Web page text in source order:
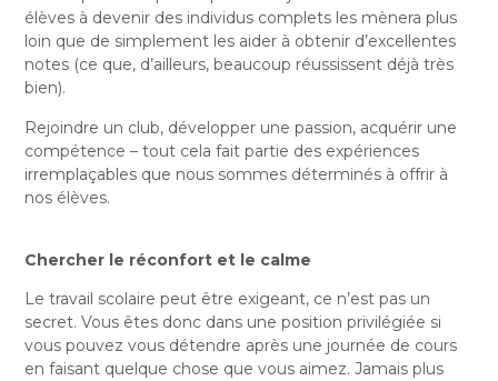
élèves à devenir des individus complets les mènera plus
loin que de simplement les aider à obtenir d’excellentes
notes (ce que, d’ailleurs, beaucoup réussissent déjà très
bien).
Rejoindre un club, développer une passion, acquérir une
compétence – tout cela fait partie des expériences
irremplaçables que nous sommes déterminés à offrir à
nos élèves.
Chercher le réconfort et le calme
Le travail scolaire peut être exigeant, ce n’est pas un
secret. Vous êtes donc dans une position privilégiée si
vous pouvez vous détendre après une journée de cours
en faisant quelque chose que vous aimez. Jamais plus